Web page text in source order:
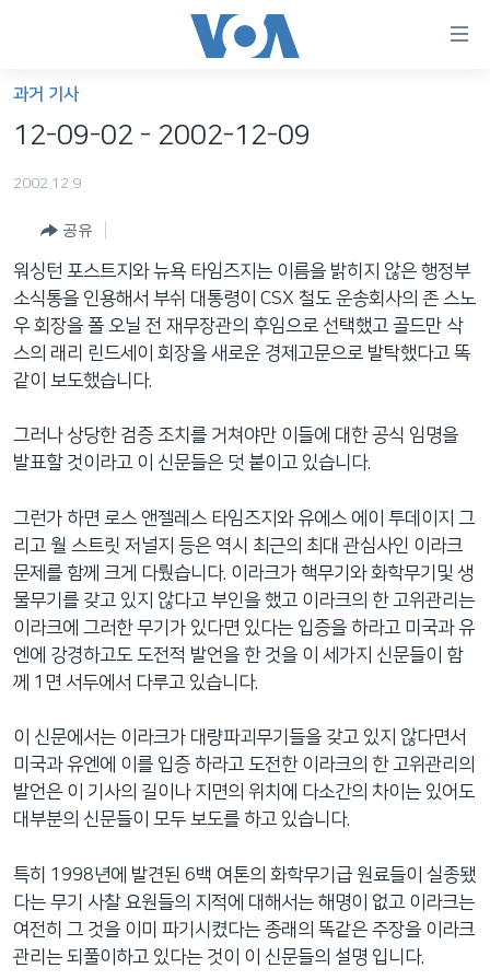
가
능
인
로
메
비
으
로
검
색
으
등
VOD
라디오
프로그램
주파수 안내
FOLLOW US
과거 기사
12-09-02 - 2002-12-09
2002.12.9
공유
워싱턴 포스트지와 뉴욕 타임즈지는 이름을 밝히지 않은 행정부
소식통을 인용해서 부쉬 대통령이 CSX 철도 운송회사의 존 스노
우 회장을 폴 오닐 전 재무장관의 후임으로 선택했고 골드만 삭
스의 래리 린드세이 회장을 새로운 경제고문으로 발탁했다고 똑
같이 보도했습니다.
그러나 상당한 검증 조치를 거쳐야만 이들에 대한 공식 임명을
발표할 것이라고 이 신문들은 덧 붙이고 있습니다.
그런가 하면 로스 앤젤레스 타임즈지와 유에스 에이 투데이지 그
리고 월 스트릿 저널지 등은 역시 최근의 최대 관심사인 이라크
문제를 함께 크게 다뤘습니다. 이라크가 핵무기와 화학무기및 생
물무기를 갖고 있지 않다고 부인을 했고 이라크의 한 고위관리는
이라크에 그러한 무기가 있다면 있다는 입증을 하라고 미국과 유
엔에 강경하고도 도전적 발언을 한 것을 이 세가지 신문들이 함
께 1면 서두에서 다루고 있습니다.
이 신문에서는 이라크가 대량파괴무기들을 갖고 있지 않다면서
미국과 유엔에 이를 입증 하라고 도전한 이라크의 한 고위관리의
발언은 이 기사의 길이나 지면의 위치에 다소간의 차이는 있어도
대부분의 신문들이 모두 보도를 하고 있습니다.
특히 1998년에 발견된 6백 여톤의 화학무기급 원료들이 실종됐
다는 무기 사찰 요원들의 지적에 대해서는 해명이 없고 이라크는
여전히 그 것을 이미 파기시켰다는 종래의 똑같은 주장을 이라크
관리는 되풀이하고 있다는 것이 이 신문들의 설명 입니다.